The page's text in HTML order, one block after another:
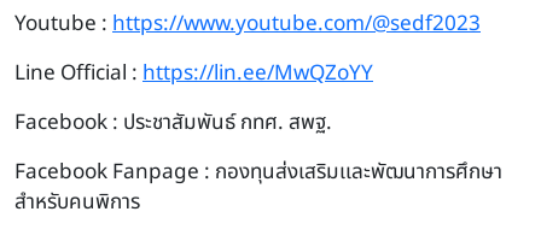
Youtube :https://www.youtube.com/@sedf2023
Line Official :https://lin.ee/MwQZoYY
Facebook : ประชาสัมพันธ์ กทศ. สพฐ.
Facebook Fanpage : กองทุนส่งเสริมเเละพัฒนาการศึกษา
สำหรับคนพิการ